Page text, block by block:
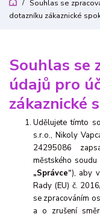
Souhlas se
dotazníku zákaznické
Souhlas se
údajů pro
zákaznické
Udělujete tímto
s.r.o., Nikoly
24295086
městského
„Správce“), aby
Rady (EU) č.
se zpracováním
a o zrušení